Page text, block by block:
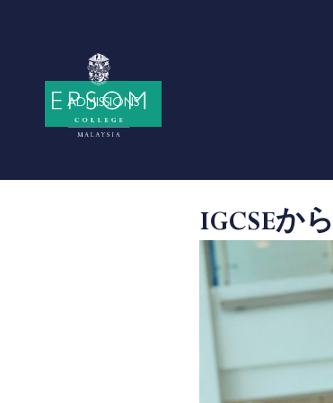
ADMISSIONS
IGCSEか